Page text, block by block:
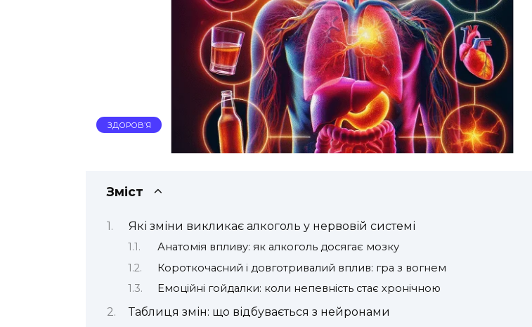
ЗДОРОВ’Я
Зміст
Які зміни викликає алкоголь у нервовій системі
Анатомія впливу: як алкоголь досягає мозку
Короткочасний і довготривалий вплив: гра з вогнем
Емоційні гойдалки: коли непевність стає хронічною
Таблиця змін: що відбувається з нейронами